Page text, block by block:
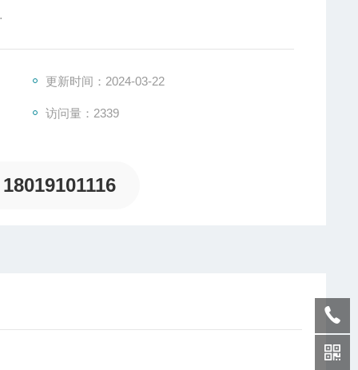
更新时间：2024-03-22
访问量：2339
18019101116